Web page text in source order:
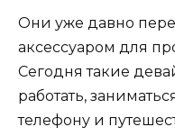
Они уже давно
аксессуаром для
Сегодня такие
работать,
телефону и